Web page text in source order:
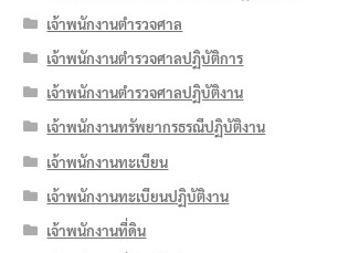
เจ้าพนักงานตำรวจศาล
เจ้าพนักงานตำรวจศาลปฏิบัติการ
เจ้าพนักงานตำรวจศาลปฏิบัติงาน
เจ้าพนักงานทรัพยากรธรณีปฏิบัติงาน
เจ้าพนักงานทะเบียน
เจ้าพนักงานทะเบียนปฏิบัติงาน
เจ้าพนักงานที่ดิน